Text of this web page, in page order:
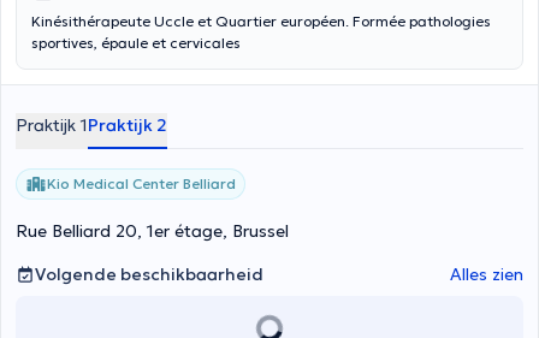
Kinésithérapeute Uccle et Quartier européen. Formée pathologies
sportives, épaule et cervicales
Praktijk 1Praktijk 2
Kio Medical Center Belliard
Rue Belliard 20, 1er étage, Brussel
Volgende beschikbaarheid
Alles zien